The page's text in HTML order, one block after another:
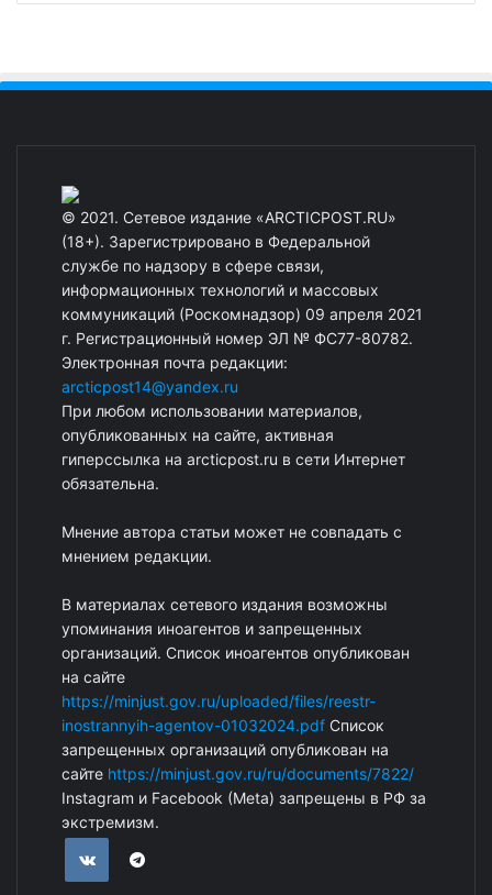
© 2021. Сетевое издание «ARCTICPOST.RU»
(18+). Зарегистрировано в Федеральной
службе по надзору в сфере связи,
информационных технологий и массовых
коммуникаций (Роскомнадзор) 09 апреля 2021
г. Регистрационный номер ЭЛ № ФС77-80782.
Электронная почта редакции:
arcticpost14@yandex.ru
При любом использовании материалов,
опубликованных на сайте, активная
гиперссылка на arcticpost.ru в сети Интернет
обязательна.
Мнение автора статьи может не совпадать с
мнением редакции.
В материалах сетевого издания возможны
упоминания иноагентов и запрещенных
организаций. Список иноагентов опубликован
на сайте
https://minjust.gov.ru/uploaded/files/reestr-
inostrannyih-agentov-01032024.pdf Список
запрещенных организаций опубликован на
сайте https://minjust.gov.ru/ru/documents/7822/
Instagram и Facebook (Metа) запрещены в РФ за
экстремизм.